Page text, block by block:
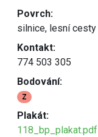
Povrch:
silnice, lesní cesty
Kontakt:
774 503 305
Bodování:
Z
Plakát:
118_bp_plakat.pdf